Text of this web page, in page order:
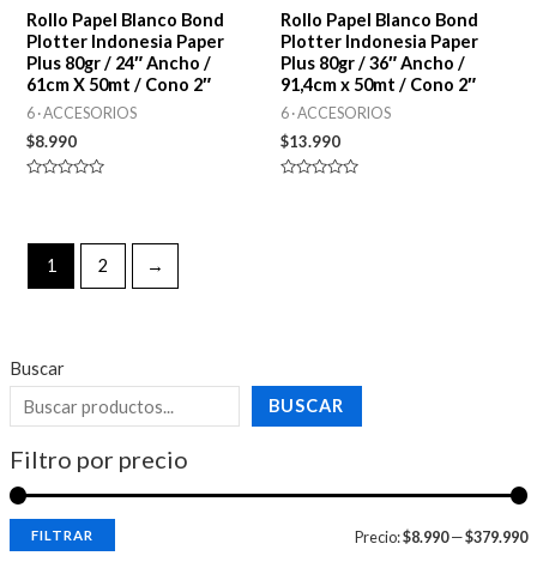
Buscar
BUSCAR
Filtro por precio
FILTRAR Precio:$8.990—$379.990
Rollo Papel Blanco Bond
Plotter Indonesia Paper
Plus 80gr / 24″ Ancho /
61cm X 50mt / Cono 2″
6 · ACCESORIOS
$8.990
5
Rollo Papel Blanco Bond
Plotter Indonesia Paper
Plus 80gr / 36″ Ancho /
91,4cm x 50mt / Cono 2″
6 · ACCESORIOS
$13.990
1 2 →